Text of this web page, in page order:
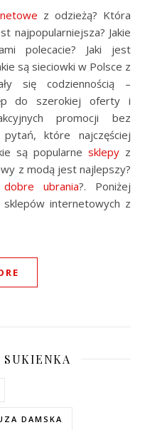
z odzieżą? Która
najpopularniejsza? Jakie
polecacie? Jaki jest
są sieciowki w Polsce z
się codziennością –
do szerokiej oferty i
promocji bez
które najczęściej
są popularne sklepy z
z modą jest najlepszy?
ubrania?. Poniżej
internetowych z
SUKIENKA
DAMSKA